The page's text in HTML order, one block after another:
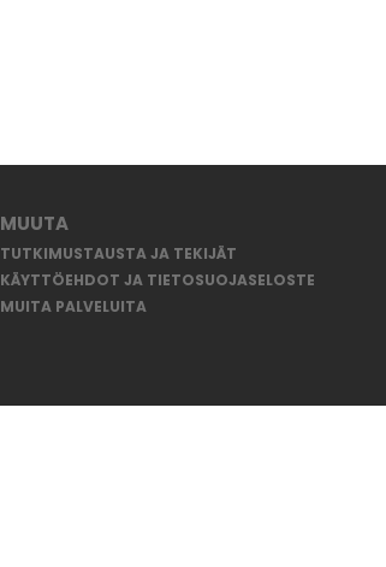
MUUTA
TUTKIMUSTAUSTA JA TEKIJÄT
KÄYTTÖEHDOT JA TIETOSUOJASELOSTE
MUITA PALVELUITA